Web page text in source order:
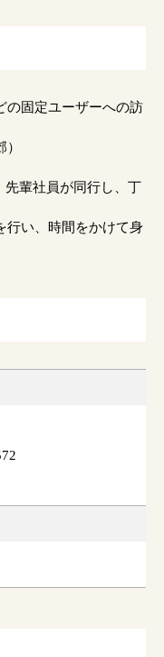
固定ユーザーへの訪
輩社員が同行し、丁
い、時間をかけて身